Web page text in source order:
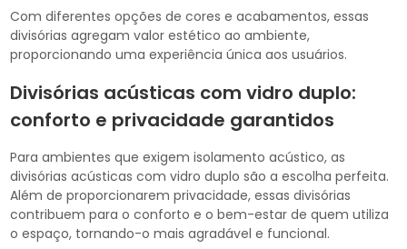
Com diferentes opções de cores e acabamentos, essas
divisórias agregam valor estético ao ambiente,
proporcionando uma experiência única aos usuários.
Divisórias acústicas com vidro duplo:
conforto e privacidade garantidos
Para ambientes que exigem isolamento acústico, as
divisórias acústicas com vidro duplo são a escolha perfeita.
Além de proporcionarem privacidade, essas divisórias
contribuem para o conforto e o bem-estar de quem utiliza
o espaço, tornando-o mais agradável e funcional.